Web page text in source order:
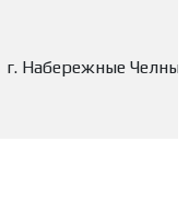
г. Набережные Челны